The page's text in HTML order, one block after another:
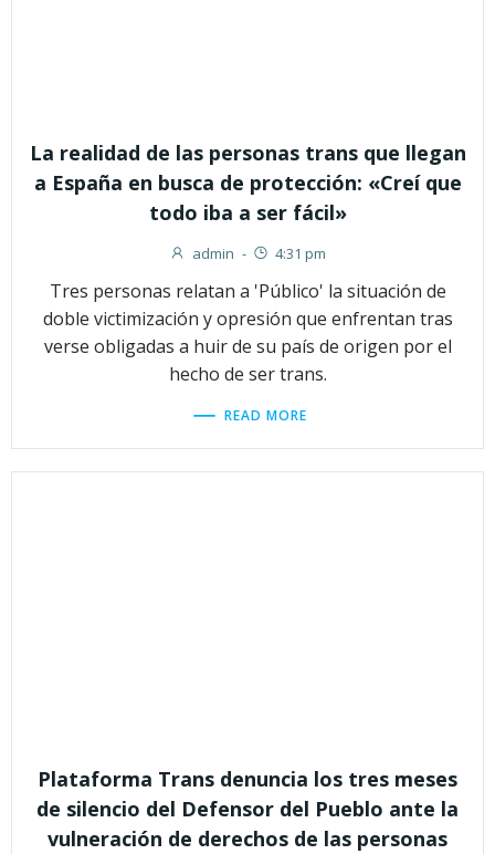
La realidad de las personas trans que llegan
a España en busca de protección: «Creí que
todo iba a ser fácil»
admin - 4:31 pm
Tres personas relatan a 'Público' la situación de
doble victimización y opresión que enfrentan tras
verse obligadas a huir de su país de origen por el
hecho de ser trans.
READ MORE
Plataforma Trans denuncia los tres meses
de silencio del Defensor del Pueblo ante la
vulneración de derechos de las personas